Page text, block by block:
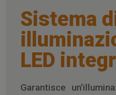
Sistema
LED
Garantisce